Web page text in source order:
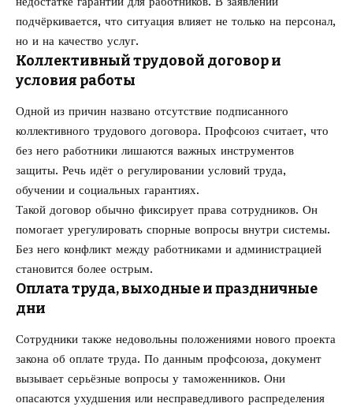
подчёркивается, что ситуация влияет не только на персонал,
но и на качество услуг.
Коллективный трудовой договор и
условия работы
Одной из причин названо отсутствие подписанного
коллективного трудового договора. Профсоюз считает, что
без него работники лишаются важных инструментов
защиты. Речь идёт о регулировании условий труда,
обучении и социальных гарантиях.
Такой договор обычно фиксирует права сотрудников. Он
помогает урегулировать спорные вопросы внутри системы.
Без него конфликт между работниками и администрацией
становится более острым.
Оплата труда, выходные и праздничные
дни
Сотрудники также недовольны положениями нового проекта
закона об оплате труда. По данным профсоюза, документ
вызывает серьёзные вопросы у таможенников. Они
опасаются ухудшения или несправедливого распределения